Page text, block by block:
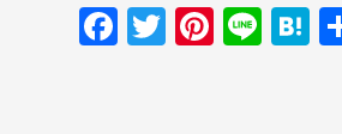
F
T
Pi Li H